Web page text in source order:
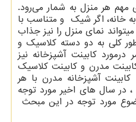
مهم هر منزل به شمار می‌رود.
خانه، اگر شیک و متناسب با
نمای منزل را نیز جذاب‌
کلی به دو دسته کلاسیک و
کابینت آشپزخانه نیز
مدرن و کابینت کلاسیک
آشپزخانه مدرن با هر
، در سال های اخیر مورد توجه
مورد توجه در این مبحث